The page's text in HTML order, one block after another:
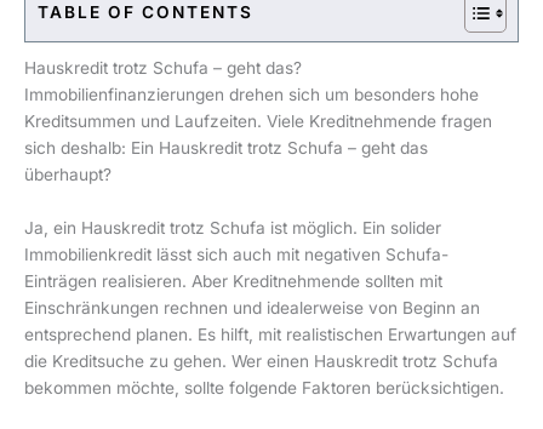
TABLE OF CONTENTS
Hauskredit trotz Schufa – geht das?
Immobilienfinanzierungen drehen sich um besonders hohe
Kreditsummen und Laufzeiten. Viele Kreditnehmende fragen
sich deshalb: Ein Hauskredit trotz Schufa – geht das
überhaupt?
Ja, ein Hauskredit trotz Schufa ist möglich. Ein solider
Immobilienkredit lässt sich auch mit negativen Schufa-
Einträgen realisieren. Aber Kreditnehmende sollten mit
Einschränkungen rechnen und idealerweise von Beginn an
entsprechend planen. Es hilft, mit realistischen Erwartungen auf
die Kreditsuche zu gehen. Wer einen Hauskredit trotz Schufa
bekommen möchte, sollte folgende Faktoren berücksichtigen.